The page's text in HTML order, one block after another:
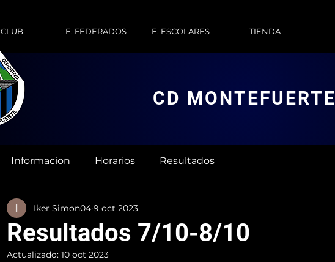
CLUB E. FEDERADOS E. ESCOLARES TIENDA
CD MONTEFUERTE
Informacion Horarios Resultados
Resultados 7/10-8/10
Iker Simon04 9 oct 2023
Actualizado: 10 oct 2023